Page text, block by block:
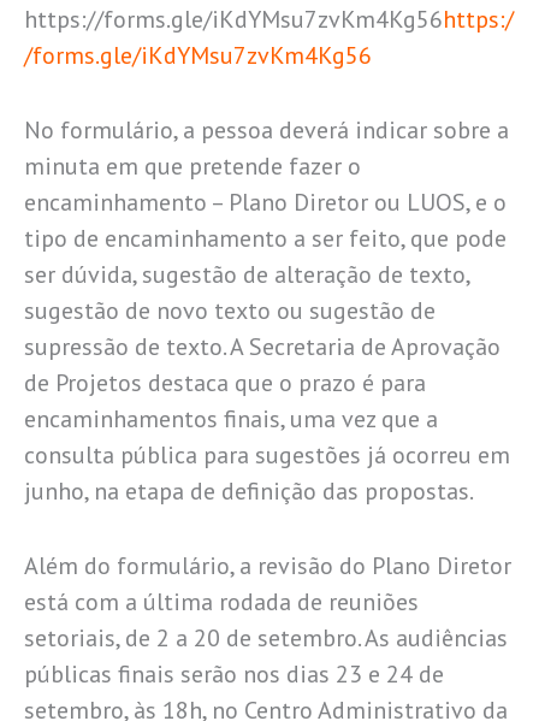
https://forms.gle/iKdYMsu7zvKm4Kg56https:/
/forms.gle/iKdYMsu7zvKm4Kg56
No formulário, a pessoa deverá indicar sobre a
minuta em que pretende fazer o
encaminhamento – Plano Diretor ou LUOS, e o
tipo de encaminhamento a ser feito, que pode
ser dúvida, sugestão de alteração de texto,
sugestão de novo texto ou sugestão de
supressão de texto. A Secretaria de Aprovação
de Projetos destaca que o prazo é para
encaminhamentos finais, uma vez que a
consulta pública para sugestões já ocorreu em
junho, na etapa de definição das propostas.
Além do formulário, a revisão do Plano Diretor
está com a última rodada de reuniões
setoriais, de 2 a 20 de setembro. As audiências
públicas finais serão nos dias 23 e 24 de
setembro, às 18h, no Centro Administrativo da